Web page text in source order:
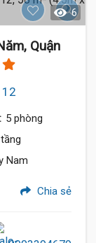
6
Quận
12
5 phòng
Nam
Chia sẻ